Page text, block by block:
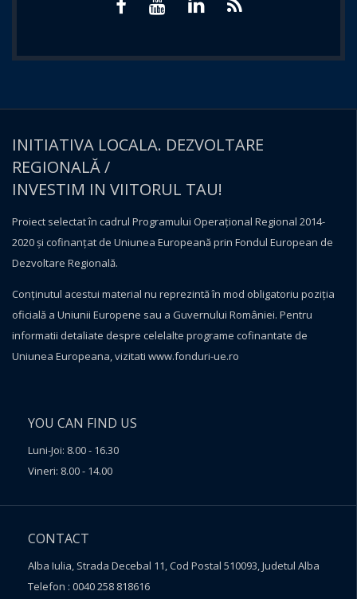
INITIATIVA LOCALA. DEZVOLTARE
REGIONALĂ /
INVESTIM IN VIITORUL TAU!
Proiect selectat în cadrul Programului Operațional Regional 2014-
2020 și cofinanțat de Uniunea Europeană prin Fondul European de
Dezvoltare Regională.
Conţinutul acestui material nu reprezintă în mod obligatoriu poziţia
oficială a Uniunii Europene sau a Guvernului României. Pentru
informatii detaliate despre celelalte programe cofinantate de
Uniunea Europeana, vizitati www.fonduri-ue.ro
YOU CAN FIND US
Luni-Joi: 8.00 - 16.30
Vineri: 8.00 - 14.00
CONTACT
Alba Iulia, Strada Decebal 11, Cod Postal 510093, Judetul Alba
Telefon : 0040 258 818616